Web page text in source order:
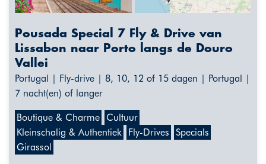
Pousada Special 7 Fly & Drive van
Lissabon naar Porto langs de Douro
Vallei
Portugal | Fly-drive | 8, 10, 12 of 15 dagen | Portugal |
7 nacht(en) of langer
Boutique & Charme Cultuur
Kleinschalig & Authentiek
Fly-Drives
Specials
Girassol